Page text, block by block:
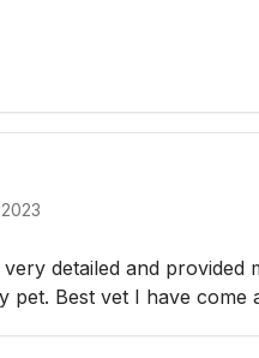
detailed and provided
pet. Best vet I have come